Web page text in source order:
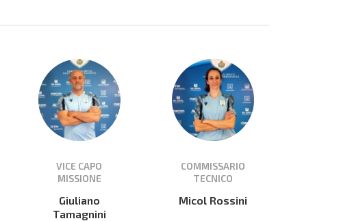
VICE CAPO
MISSIONE
Giuliano
Tamagnini
COMMISSARIO
TECNICO
Micol Rossini